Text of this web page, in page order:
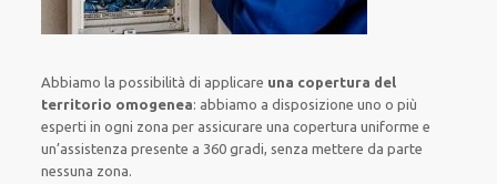
Abbiamo la possibilità di applicare una copertura del
territorio omogenea: abbiamo a disposizione uno o più
esperti in ogni zona per assicurare una coperturauniforme e
un’assistenza presente a 360 gradi, senzamettere da parte
nessuna zona.